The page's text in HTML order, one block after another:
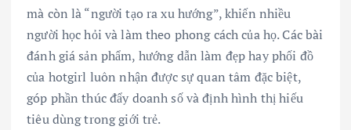
mà còn là “người tạo ra xu hướng”, khiến nhiều
người học hỏi và làm theo phong cách của họ. Các bài
đánh giá sản phẩm, hướng dẫn làm đẹp hay phối đồ
của hotgirl luôn nhận được sự quan tâm đặc biệt,
góp phần thúc đẩy doanh số và định hình thị hiếu
tiêu dùng trong giới trẻ.